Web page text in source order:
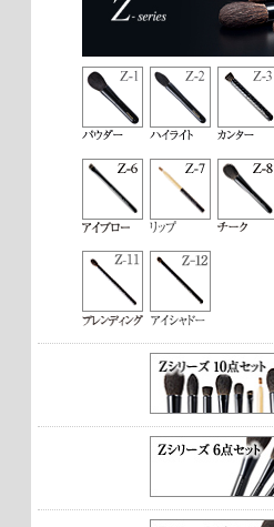
今まで使ったアイシャドウブラシ
すくて、綺麗でした！これからも
N.K様 （50代／女性） 2022/09
★★★★★【とても満足】
アイシャドウを綺麗に重ねられて
で、とても気に入っています。
M.O様 （30代／女性）
★★★★★【とても満足】
大きいかなと思ったけど、実際使
く、発色もよかった！
H.W様 （40代／女性）2022/08
毛が密で、肌触りがふわっとして